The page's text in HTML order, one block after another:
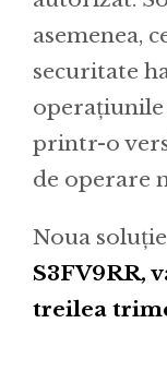
asemenea,
securitate
printr-o
de operare
Noua
S3FV9RR,
treilea